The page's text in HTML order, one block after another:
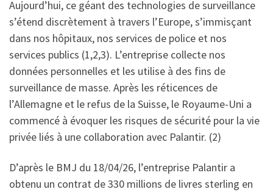
Aujourd’hui, ce géant des technologies de surveillance
s’étend discrètement à travers l’Europe, s’immisçant
dans nos hôpitaux, nos services de police et nos
services publics (1,2,3). L’entreprise collecte nos
données personnelles et les utilise à des fins de
surveillance de masse. Après les réticences de
l’Allemagne et le refus de la Suisse, le Royaume-Uni a
commencé à évoquer les risques de sécurité pour la vie
privée liés à une collaboration avec Palantir. (2)
D’après le BMJ du 18/04/26, l’entreprise Palantir a
obtenu un contrat de 330 millions de livres sterling en